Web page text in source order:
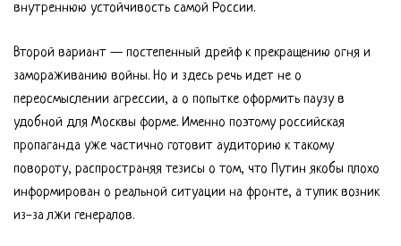
внутреннюю устойчивость самой России.
Второй вариант — постепенный дрейф к прекращению огня и
замораживанию войны. Но и здесь речь идет не о
переосмыслении агрессии, а о попытке оформить паузу в
удобной для Москвы форме. Именно поэтому российская
пропаганда уже частично готовит аудиторию к такому
повороту, распространяя тезисы о том, что Путин якобы плохо
информирован о реальной ситуации на фронте, а тупик возник
из-за лжи генералов.